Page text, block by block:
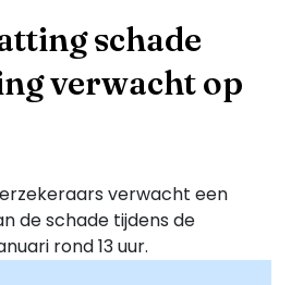
schade
verwacht op
verwacht een
de schade tijdens de
rond 13 uur.